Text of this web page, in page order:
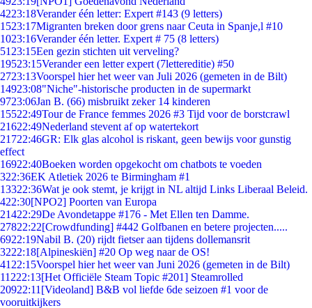
4223:18Verander één letter: Expert #143 (9 letters)
1523:17Migranten breken door grens naar Ceuta in Spanje,l #10
1023:16Verander één letter. Expert # 75 (8 letters)
51 23:15Een gezin stichten uit verveling?
19523:15Verander een letter expert (7lettereditie) #50
2723:13Voorspel hier het weer van Juli 2026 (gemeten in de Bilt)
14923:08"Niche"-historische producten in de supermarkt
9723:06Jan B. (66) misbruikt zeker 14 kinderen
15522:49Tour de France femmes 2026 #3 Tijd voor de borstcrawl
21622:49Nederland stevent af op watertekort
21722:46GR: Elk glas alcohol is riskant, geen bewijs voor gunstig
effect
16922:40Boeken worden opgekocht om chatbots te voeden
322:36EK Atletiek 2026 te Birmingham #1
13322:36Wat je ook stemt, je krijgt in NL altijd Links Liberaal Beleid.
422:30[NPO2] Poorten van Europa
21422:29De Avondetappe #176 - Met Ellen ten Damme.
27822:22[Crowdfunding] #442 Golfbanen en betere projecten.....
6922:19Nabil B. (20) rijdt fietser aan tijdens dollemansrit
3222:18[Alpineskiën] #20 Op weg naar de OS!
41 22:15Voorspel hier het weer van Juni 2026 (gemeten in de Bilt)
11222:13[Het Officiële Steam Topic #201] Steamrolled
20922:11 [Videoland] B&B vol liefde 6de seizoen #1 voor de
vooruitkijkers